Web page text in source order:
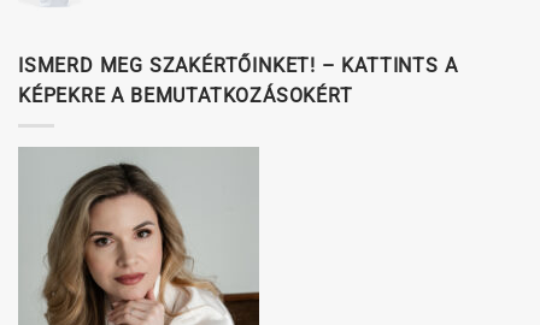
ISMERD MEG SZAKÉRTŐINKET! – KATTINTS A
KÉPEKRE A BEMUTATKOZÁSOKÉRT